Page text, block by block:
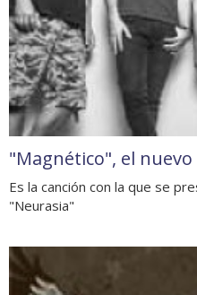
"Magnético", el
Es la canción con la que se
"Neurasia"